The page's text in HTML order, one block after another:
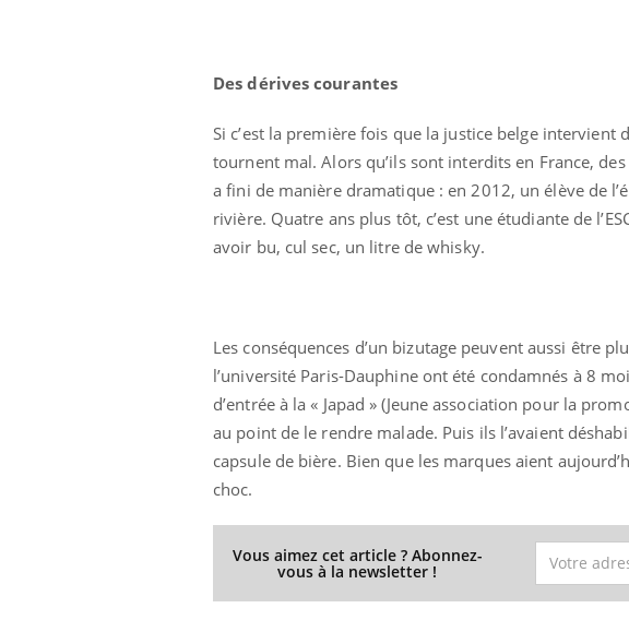
Des dérives courantes
Si c’est la première fois que la justice belge intervient
tournent mal. Alors qu’ils sont interdits en France,
a fini de manière dramatique : en 2012, un élève de
rivière. Quatre ans plus tôt, c’est une étudiante de
avoir bu, cul sec, un litre de whisky.
Les conséquences d’un bizutage peuvent aussi être
l’université Paris-Dauphine ont été condamnés à 8
d’entrée à la « Japad » (Jeune association pour la
au point de le rendre malade. Puis ils l’avaient
capsule de bière. Bien que les marques aient
choc.
Vous aimez cet article ? Abonnez-
vous à la newsletter !